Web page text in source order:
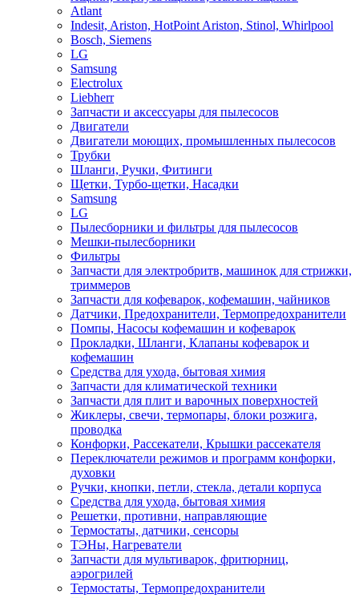
Atlant
Indesit, Ariston, HotPoint Ariston, Stinol, Whirlpool
Bosch, Siemens
LG
Samsung
Electrolux
Liebherr
Запчасти и аксессуары для пылесосов
Двигатели
Двигатели моющих, промышленных пылесосов
Трубки
Шланги, Ручки, Фитинги
Щетки, Турбо-щетки, Насадки
Samsung
LG
Пылесборники и фильтры для пылесосов
Мешки-пылесборники
Фильтры
Запчасти для электробритв, машинок для стрижки,
триммеров
Запчасти для кофеварок, кофемашин, чайников
Датчики, Предохранители, Термопредохранители
Помпы, Насосы кофемашин и кофеварок
Прокладки, Шланги, Клапаны кофеварок и
кофемашин
Средства для ухода, бытовая химия
Запчасти для климатической техники
Запчасти для плит и варочных поверхностей
Жиклеры, свечи, термопары, блоки розжига,
проводка
Конфорки, Рассекатели, Крышки рассекателя
Переключатели режимов и программ конфорки,
духовки
Ручки, кнопки, петли, стекла, детали корпуса
Средства для ухода, бытовая химия
Решетки, противни, направляющие
Термостаты, датчики, сенсоры
ТЭНы, Нагреватели
Запчасти для мультиварок, фритюрниц,
аэрогрилей
Термостаты, Термопредохранители